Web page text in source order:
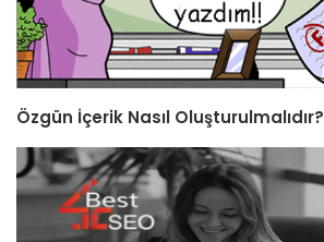
Özgün İçerik Nasıl Oluşturulmalıdır?